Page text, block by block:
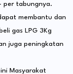
per tabungnya.
membantu dan
gas LPG 3Kg
juga peningkatan
Masyarakat